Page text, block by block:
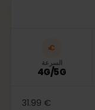
السرعة
4G/5G
€ 31.99